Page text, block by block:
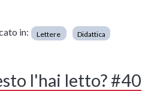
in: Lettere Didattica
l'hai letto? #40